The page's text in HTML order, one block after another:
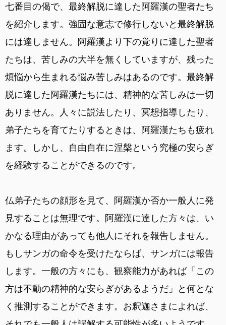
七番目の偈で、最終解脱に達した阿羅漢の聖者たち
を紹介します。強固な意志で修行しないと最終解脱
には達しません。阿羅漢より下の覚りに達した聖者
たちは、苦しみの大半を無くしていますが、残った
煩悩から生まれる悩み苦しみはあるのです。最終解
脱に達した阿羅漢たちには、精神的な苦しみは一切
ありません。人々に説法したり、冥想指導したり、
弟子たちを育てたりするときは、阿羅漢たちも疲れ
ます。しかし、自由自在に涅槃という究極の安らぎ
を経験することができるのです。
仏弟子たちの顔形を見て、阿羅漢か否か一般人に発
見することは無理です。阿羅漢に達した方々は、い
かなる理由があっても他人にそれを報告しません。
もしサンガの命令を受けたならば、サンガには報告
します。一般の方々にも、観察能力があれば「この
方は不動の精神的な安らぎがあるようだ」と何とな
く推測することができます。お釈迦さまによれば、